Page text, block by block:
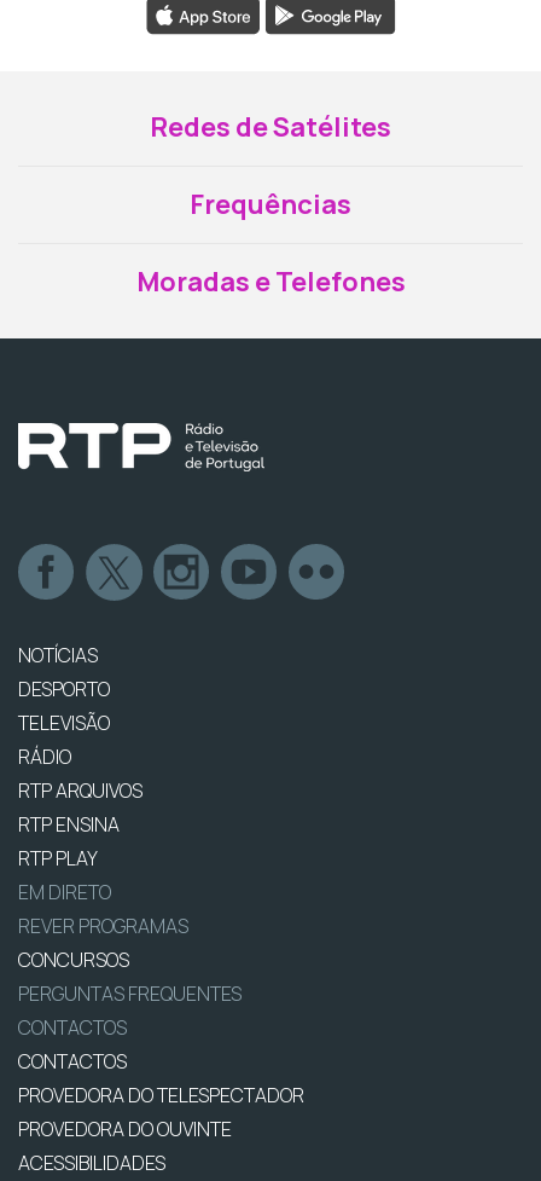
Redes de Satélites
Frequências
Moradas e Telefones
NOTÍCIAS
DESPORTO
TELEVISÃO
RÁDIO
RTP ARQUIVOS
RTP ENSINA
RTP PLAY
EM DIRETO
REVER PROGRAMAS
CONCURSOS
PERGUNTAS FREQUENTES
CONTACTOS
CONTACTOS
PROVEDORA DO TELESPECTADOR
PROVEDORA DO OUVINTE
ACESSIBILIDADES